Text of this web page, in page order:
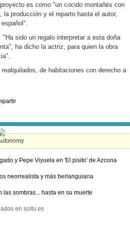
es como "un cocido montañés con
producción y el reparto hasta el autor,
sido un regalo interpretar a esta doña
ha dicho la actriz, para quien la obra
de habitaciones con derecho a
y Pepe Viyuela en 'El pisito' de Azcona
neorrealista y más berlanguiana
sombras... hasta en su muerte
en soitu.es